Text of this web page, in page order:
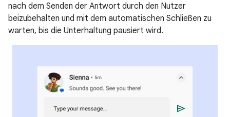
nach dem Senden der Antwort durch den Nutzer
beizubehalten und mit dem automatischen Schließen zu
warten, bis die Unterhaltung pausiert wird.